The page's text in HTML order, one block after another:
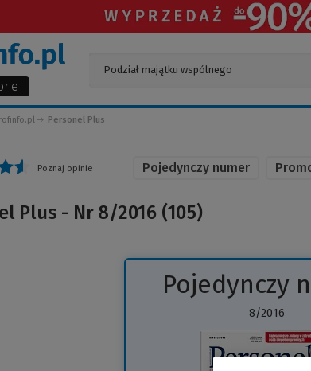
Personel Plus
Poznaj opinie Pojedynczy numer
Plus - Nr 8/2016 (105)
Pojedynczy
8/2016